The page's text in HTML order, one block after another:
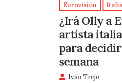
Eurovisión
¿Irá Olly a
artista
para
semana
Iván Trejo